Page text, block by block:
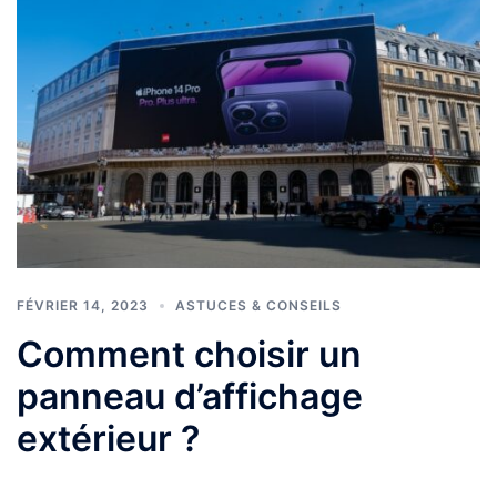
FÉVRIER 14, 2023 ASTUCES & CONSEILS
Comment choisir un
panneau d’affichage
extérieur ?